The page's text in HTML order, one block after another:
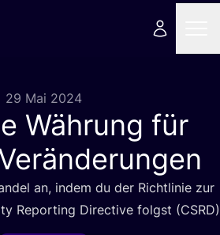
29 Mai 2024
Währung für
an, indem du der Richt­li­nie zur
Report­ing Direc­ti­ve folgst (CSRD)